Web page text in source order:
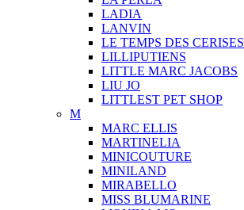
LADIA
LANVIN
LE TEMPS DES CERISES
LILLIPUTIENS
LITTLE MARC JACOBS
LIU JO
LITTLEST PET SHOP
M
MARC ELLIS
MARTINELIA
MINICOUTURE
MINILAND
MIRABELLO
MISS BLUMARINE